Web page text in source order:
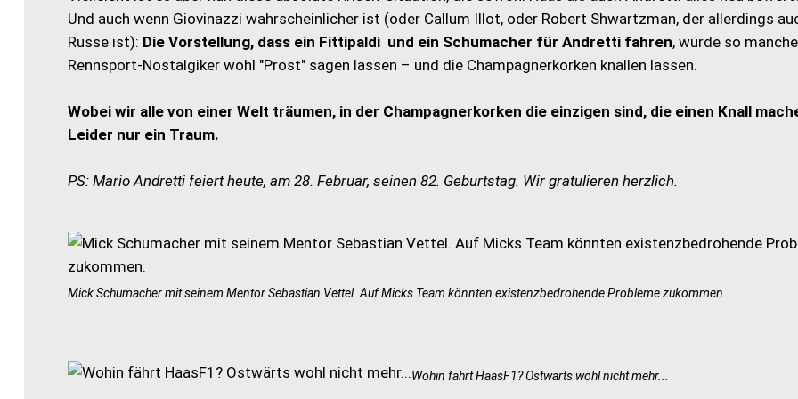
Und auch wenn Giovinazzi wahrscheinlicher ist (oder Callum Illot, oder Robert Shwartzman, der allerdings
Russe ist): Die Vorstellung, dass ein Fittipaldi und ein Schumacher für Andretti fahren, würde so
Rennsport-Nostalgiker wohl "Prost" sagen lassen – und die Champagnerkorken knallen lassen.
Wobei wir alle von einer Welt träumen, in der Champagnerkorken die einzigen sind, die einen Knall
Leider nur ein Traum.
PS: Mario Andretti feiert heute, am 28. Februar, seinen 82. Geburtstag. Wir gratulieren herzlich.
Mick Schumacher mit seinem Mentor Sebastian Vettel. Auf Micks Team könnten existenzbedrohende Probleme zukommen.
Wohin fährt HaasF1? Ostwärts wohl nicht mehr...